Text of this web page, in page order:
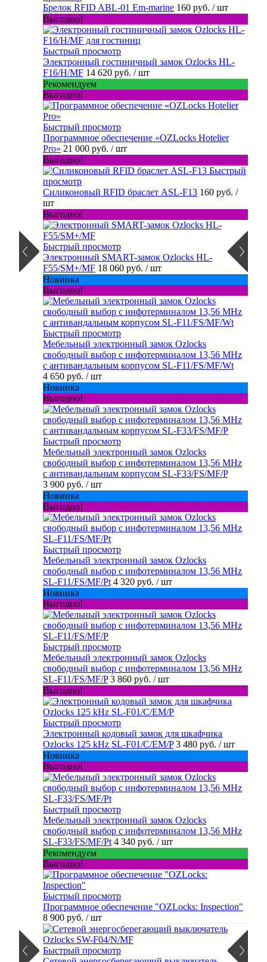
Брелок RFID ABL-01 Em-marine 160 руб. / шт
Выгодно!
Быстрый просмотр
Электронный гостиничный замок Ozlocks HL-
F16/H/MF 14 620 руб. / шт
Рекомендуем
Выгодно!
Быстрый просмотр
Программное обеспечение «OZLocks Hotelier
Pro» 21 000 руб. / шт
Выгодно!
Быстрый
просмотр
Силиконовый RFID браслет ASL-F13 160 руб. /
шт
Выгодно!
Быстрый просмотр
Электронный SMART-замок Ozlocks HL-
F55/SM+/MF 18 060 руб. / шт
Новинка
Выгодно!
Быстрый просмотр
Мебельный электронный замок Ozlocks
свободный выбор с инфотерминалом 13,56 MHz
с антивандальным корпусом SL-F11/FS/MF/Wt
4 650 руб. / шт
Новинка
Выгодно!
Быстрый просмотр
Мебельный электронный замок Ozlocks
свободный выбор с инфотерминалом 13,56 MHz
с антивандальным корпусом SL-F33/FS/MF/P
3 900 руб. / шт
Новинка
Выгодно!
Быстрый просмотр
Мебельный электронный замок Ozlocks
свободный выбор с инфотерминалом 13,56 MHz
SL-F11/FS/MF/Pt 4 320 руб. / шт
Новинка
Выгодно!
Быстрый просмотр
Мебельный электронный замок Ozlocks
свободный выбор с инфотерминалом 13,56 MHz
SL-F11/FS/MF/P 3 860 руб. / шт
Выгодно!
Быстрый просмотр
Электронный кодовый замок для шкафчика
Ozlocks 125 kHz SL-F01/C/EM/P 3 480 руб. / шт
Новинка
Выгодно!
Быстрый просмотр
Мебельный электронный замок Ozlocks
свободный выбор с инфотерминалом 13,56 MHz
SL-F33/FS/MF/Pt 4 340 руб. / шт
Рекомендуем
Выгодно!
Быстрый просмотр
Программное обеспечение "OZLocks: Inspection"
8 900 руб. / шт
Быстрый просмотр